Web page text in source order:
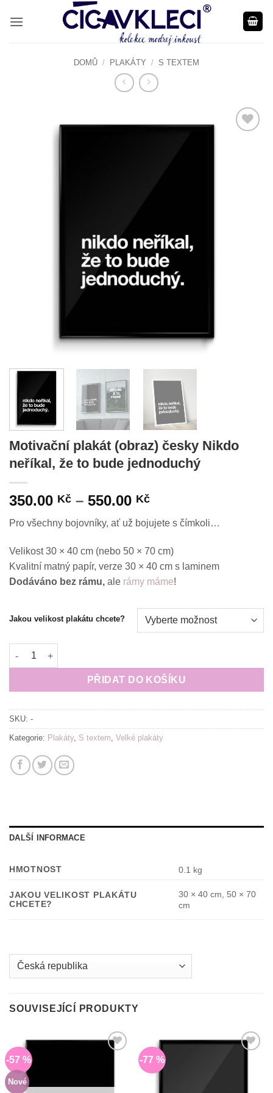
DOMŮ / PLAKÁTY / S TEXTEM
Motivační plakát (obraz) česky Nikdo
neříkal, že to bude jednoduchý
350.00 Kč – 550.00 KčRozpětí
350.00 Kč
až
550.00 Kč
Pro všechny bojovníky, ať už bojujete s čímkoli…
Velikost 30 × 40 cm (nebo 50 × 70 cm)
Kvalitní matný papír, verze 30 × 40 cm s laminem
Dodáváno bez rámu, ale rámy máme!
Jakou velikost plakátu chcete?
Motivační plakát (obraz) česky Nikdo neříkal, že to bude
PŘIDAT DO KOŠÍKU
SKU: -
Kategorie: Plakáty, S textem Velké plakáty
DALŠÍ INFORMACE
HMOTNOST 0.1 kg
JAKOU VELIKOST PLAKÁTU
CHCETE?
30 × 40 cm, 50 × 70
cm
Country
SOUVISEJÍCÍ PRODUKTY
-57 %
Nové
-77 %